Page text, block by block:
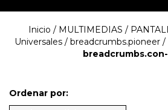
Inicio / MULTIMEDIAS /
Universales / breadcrumbs.pioneer /
Ordenar por: